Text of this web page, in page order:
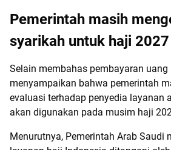
Pemerintah masih
syarikah untuk haji 2027
Selain membahas pembayaran
menyampaikan bahwa pemerintah
evaluasi terhadap penyedia layanan
akan digunakan pada musim haji
Menurutnya, Pemerintah Arab Saudi